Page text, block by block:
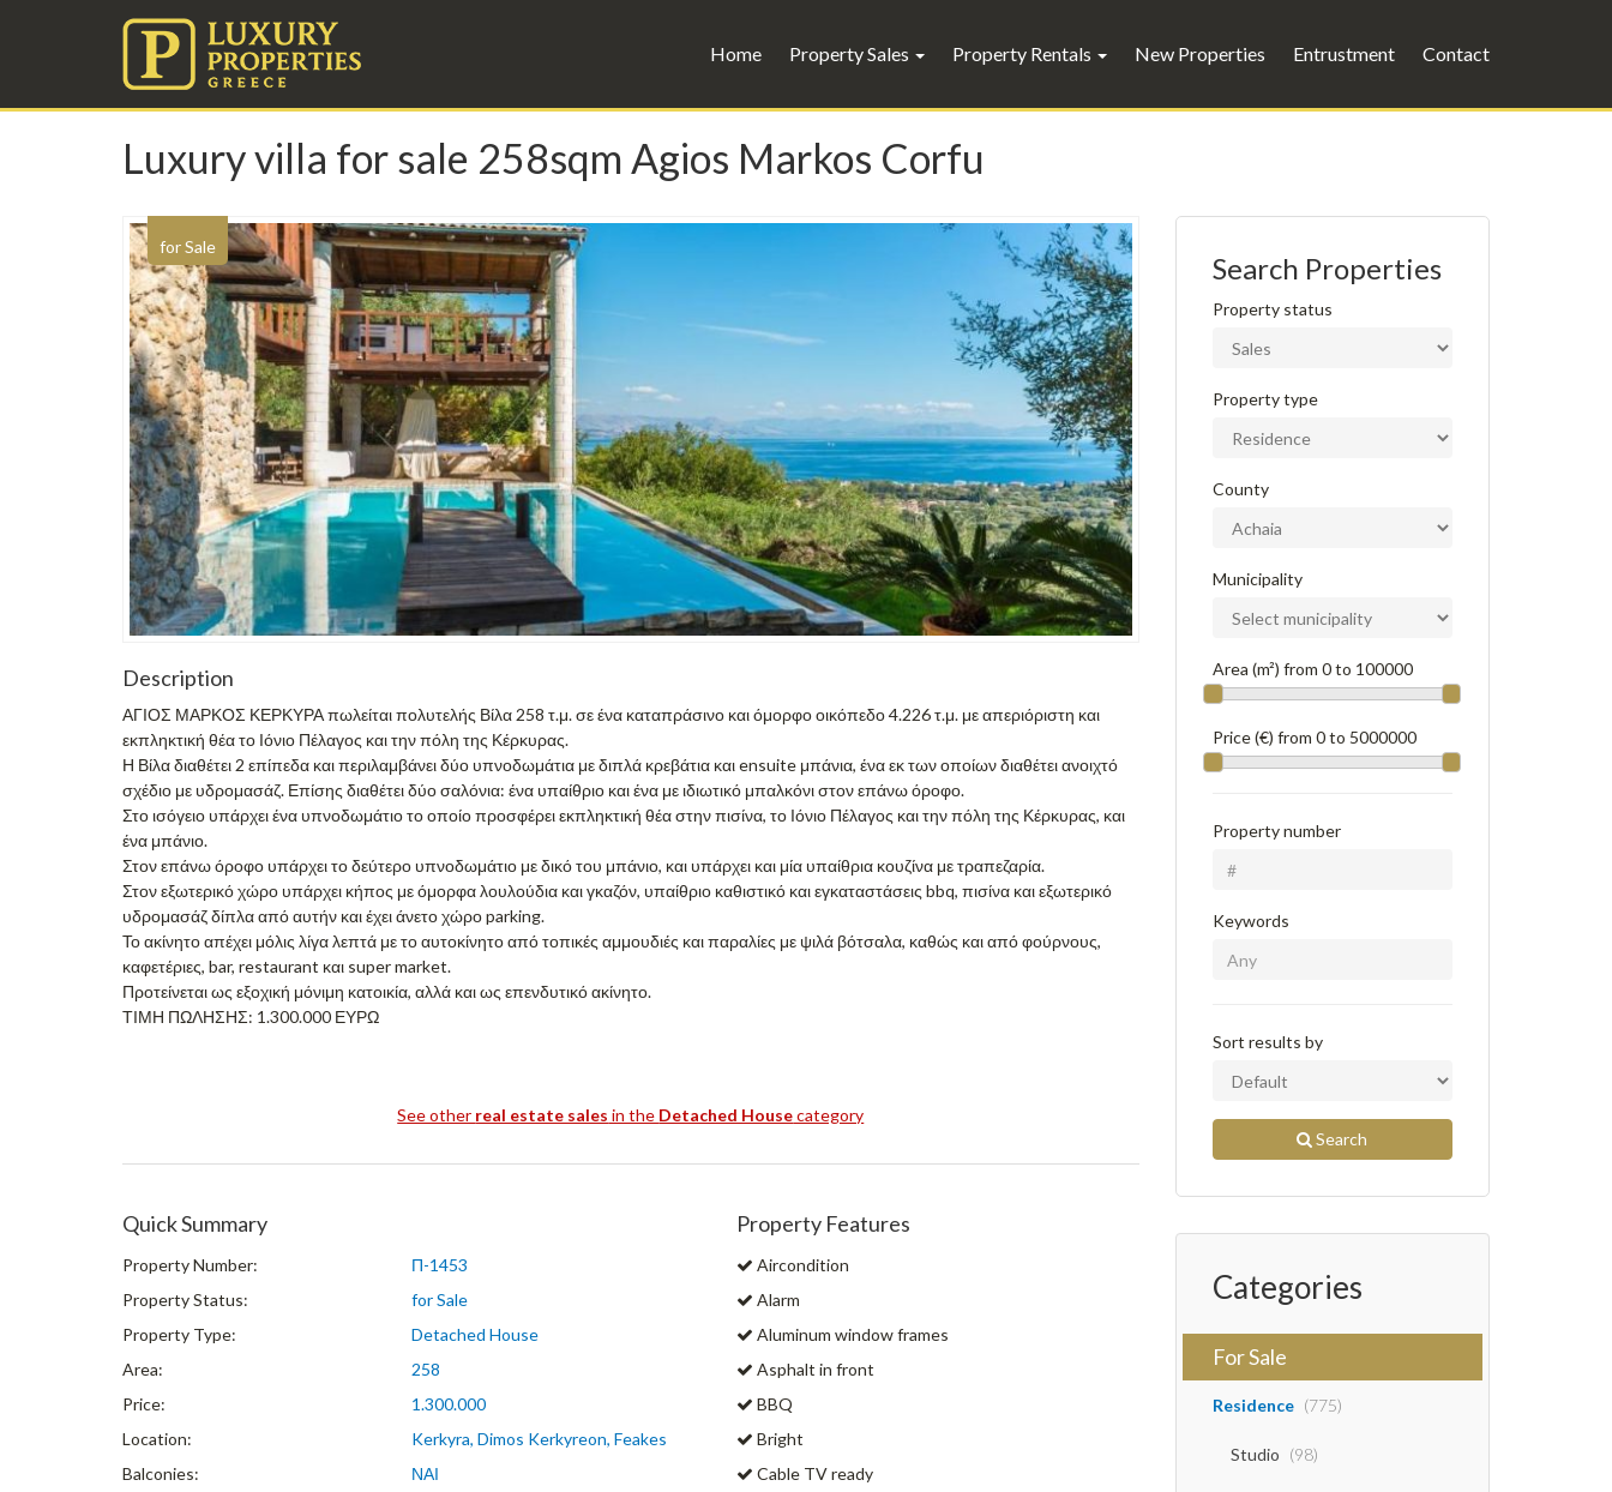
Home Property Sales Property Rentals New Properties Entrustment Contact
Luxury villa for sale 258sqm Agios Markos Corfu
for Sale
Description
ΑΓΙΟΣ ΜΑΡΚΟΣ ΚΕΡΚΥΡΑ πωλείται πολυτελής Βίλα 258 τ.μ. σε ένα καταπράσινο και όμορφο οικόπεδο 4.226 τ.μ. με απεριόριστη και
εκπληκτική θέα το Ιόνιο Πέλαγος και την πόλη της Κέρκυρας.
Η Βίλα διαθέτει 2 επίπεδα και περιλαμβάνει δύο υπνοδωμάτια με διπλά κρεβάτια και ensuite μπάνια, ένα εκ των οποίων διαθέτει ανοιχτό
σχέδιο με υδρομασάζ. Επίσης διαθέτει δύο σαλόνια: ένα υπαίθριο και ένα με ιδιωτικό μπαλκόνι στον επάνω όροφο.
Στο ισόγειο υπάρχει ένα υπνοδωμάτιο το οποίο προσφέρει εκπληκτική θέα στην πισίνα, το Ιόνιο Πέλαγος και την πόλη της Κέρκυρας, και
ένα μπάνιο.
Στον επάνω όροφο υπάρχει το δεύτερο υπνοδωμάτιο με δικό του μπάνιο, και υπάρχει και μία υπαίθρια κουζίνα με τραπεζαρία.
Στον εξωτερικό χώρο υπάρχει κήπος με όμορφα λουλούδια και γκαζόν, υπαίθριο καθιστικό και εγκαταστάσεις bbq, πισίνα και εξωτερικό
υδρομασάζ δίπλα από αυτήν και έχει άνετο χώρο parking.
Το ακίνητο απέχει μόλις λίγα λεπτά με το αυτοκίνητο από τοπικές αμμουδιές και παραλίες με ψιλά βότσαλα, καθώς και από φούρνους,
καφετέριες, bar, restaurant και super market.
Προτείνεται ως εξοχική μόνιμη κατοικία, αλλά και ως επενδυτικό ακίνητο.
ΤΙΜΗ ΠΩΛΗΣΗΣ: 1.300.000 ΕΥΡΩ
See other real estate sales in the Detached Housecategory
Quick Summary
Property Number:
Π-1453
Property Status:
for Sale
Property Type:
Detached House
Area:
258
Price:
1.300.000
Location:
Kerkyra, Dimos Kerkyreon, Feakes
Balconies:
ΝΑΙ
Property Features
Aircondition
Alarm
Aluminum window frames
Asphalt in front
BBQ
Bright
Cable TV ready
Search Properties
Property status
Property type
County
Municipality
Area (m²) from 0to 100000
Price (€) from 0to 5000000
Property number
Keywords
Sort results by
Search
Categories
For Sale
Residence (775)
Studio (98)